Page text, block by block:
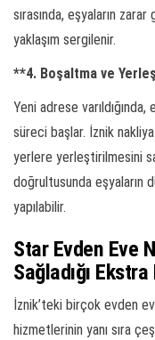
sırasında, eşyaların
yaklaşım sergilenir.
**4. Boşaltma ve
Yeni adrese
süreci başlar. İznik
yerlere yerleştirilmesini
doğrultusunda eşyaların
yapılabilir.
Star Evden Eve
Sağladığı
İznik’teki birçok evden
hizmetlerinin yanı sıra